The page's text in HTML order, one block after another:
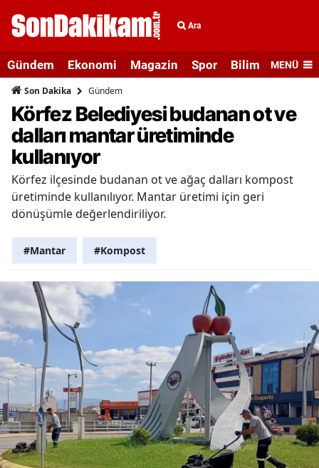
Ara
Gündem Ekonomi Magazin Spor Bilim veMENÜ
Son Dakika Gündem
Körfez Belediyesi budanan ot ve
dalları mantar üretiminde
kullanıyor
Körfez ilçesinde budanan ot ve ağaç dalları kompost
üretiminde kullanılıyor. Mantar üretimi için geri
dönüşümle değerlendiriliyor.
#Mantar #Kompost